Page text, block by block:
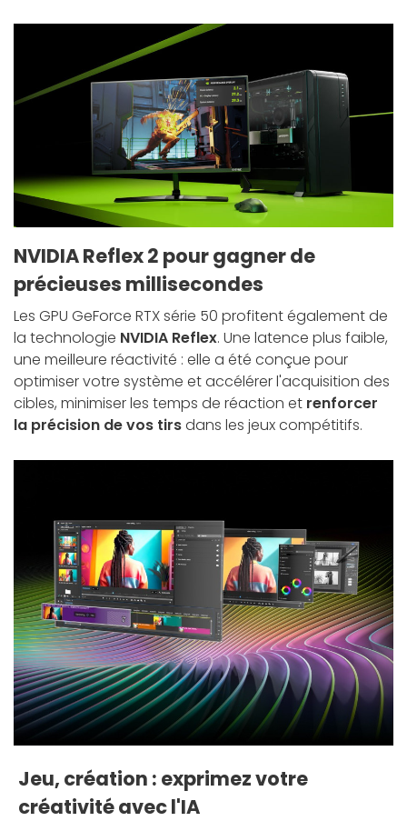
NVIDIA Reflex 2 pour gagner de
précieuses millisecondes
Les GPU GeForce RTX série 50 profitent également de
la technologie NVIDIA Reflex. Une latence plus faible,
une meilleure réactivité : elle a été conçue pour
optimiser votre système et accélérer l'acquisition des
cibles, minimiser les temps de réaction et renforcer
la précision de vos tirsdans les jeux compétitifs.
Jeu, création : exprimez votre
créativité avec l'IA